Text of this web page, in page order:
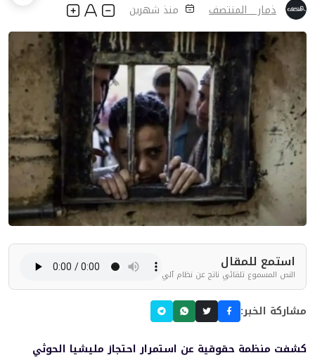
ذمار _ المنتصف منذ شهرين
استمع للمقال
النص المسموع تلقائي ناتج عن نظام آلي
مشاركة الخبر:
كشفت منظمة حقوقية عن استمرار احتجاز مليشيا الحوثي